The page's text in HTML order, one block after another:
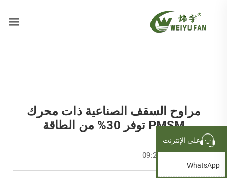
مراوح السقف الصناعية ذات محرك
PMSM توفر 30% من الطاقة
2025-10-15 09:26:16
على الإنترنت
WhatsApp